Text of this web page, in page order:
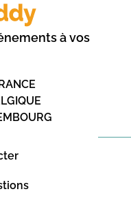
à vos